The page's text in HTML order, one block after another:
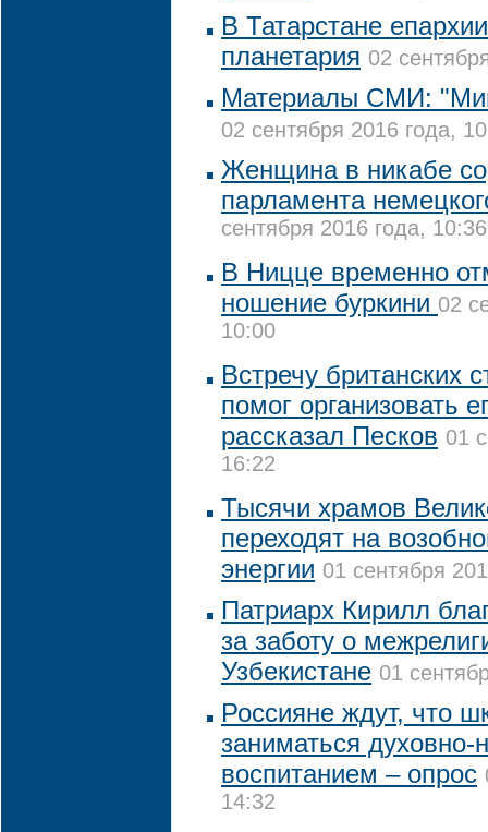
В Татарстане
планетария 02
Материалы СМИ:
02 сентября 2016 года,
Женщина в никабе
парламента
сентября 2016 года, 10:36
В Ницце временно
ношение буркини 02
10:00
Встречу британских
помог организовать
рассказал Песков 01
16:22
Тысячи храмов
переходят на
энергии 01 сентября
Патриарх Кирилл
за заботу о
Узбекистане 01
Россияне ждут, что
заниматься
воспитанием – опрос
14:32